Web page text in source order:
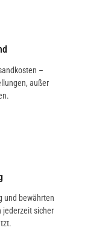
und
oder
nachreiben.
–
außer
und bewährten
jederzeit sicher